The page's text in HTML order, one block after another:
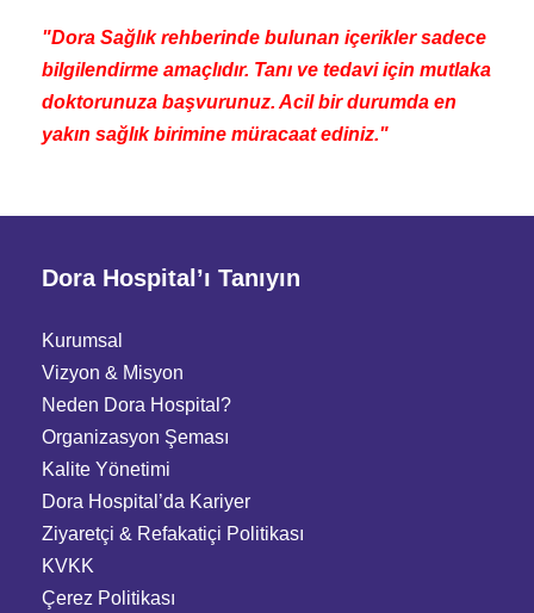
"Dora Sağlık rehberinde bulunan içerikler sadece
bilgilendirme amaçlıdır. Tanı ve tedavi için mutlaka
doktorunuza başvurunuz. Acil bir durumda en
yakın sağlık birimine müracaat ediniz."
Dora Hospital’ı Tanıyın
Kurumsal
Vizyon & Misyon
Neden Dora Hospital?
Organizasyon Şeması
Kalite Yönetimi
Dora Hospital’da Kariyer
Ziyaretçi & Refakatiçi Politikası
KVKK
Çerez Politikası